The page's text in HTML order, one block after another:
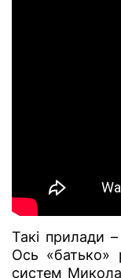
Такі прилади –
Ось «батько»
систем